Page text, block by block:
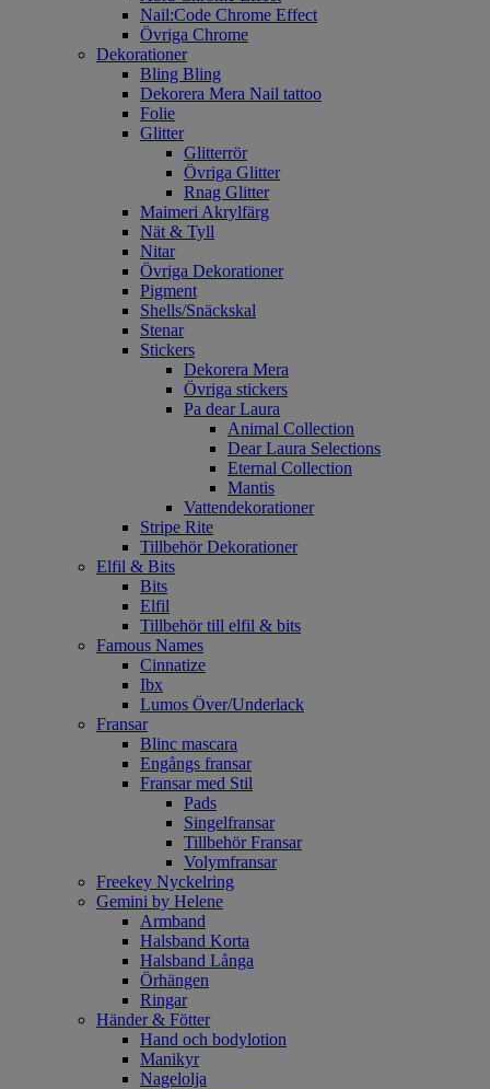
Nail:Code Chrome Effect
Övriga Chrome
Dekorationer
Bling Bling
Dekorera Mera Nail tattoo
Folie
Glitter
Glitterrör
Övriga Glitter
Rnag Glitter
Maimeri Akrylfärg
Nät & Tyll
Nitar
Övriga Dekorationer
Pigment
Shells/Snäckskal
Stenar
Stickers
Dekorera Mera
Övriga stickers
Pa dear Laura
Animal Collection
Dear Laura Selections
Eternal Collection
Mantis
Vattendekorationer
Stripe Rite
Tillbehör Dekorationer
Elfil & Bits
Bits
Elfil
Tillbehör till elfil & bits
Famous Names
Cinnatize
Ibx
Lumos Över/Underlack
Fransar
Blinc mascara
Engångs fransar
Fransar med Stil
Pads
Singelfransar
Tillbehör Fransar
Volymfransar
Freekey Nyckelring
Gemini by Helene
Armband
Halsband Korta
Halsband Långa
Örhängen
Ringar
Händer & Fötter
Hand och bodylotion
Manikyr
Nagelolja